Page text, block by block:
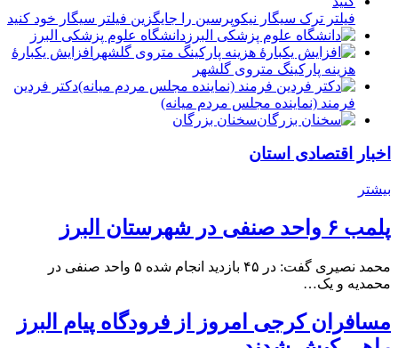
فیلتر ترک سیگار نیکوپرسین را جایگزین فیلتر سیگار خود کنید
دانشگاه علوم پزشکی البرز
افزایش یکبارۀ
هزینه پارکینگ متروی گلشهر
دكتر فردين
فرمند (نماينده مجلس مردم میانه)
سخنان بزرگان
اخبار اقتصادی استان
بیشتر
پلمب ۶ واحد صنفی در شهرستان البرز
محمد نصیری گفت: در ۴۵ بازدید انجام شده ۵ واحد صنفی در
محمدیه و یک…
مسافران کرجی امروز از فرودگاه پیام البرز